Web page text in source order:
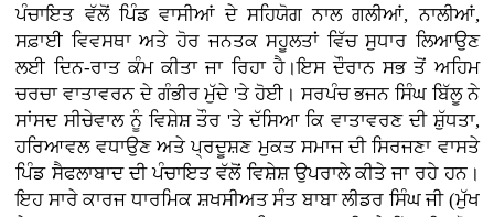
ਪੰਚਾਇਤ ਵੱਲੋਂ ਪਿੰਡ ਵਾਸੀਆਂ ਦੇ ਸਹਿਯੋਗ ਨਾਲ ਗਲੀਆਂ, ਨਾਲੀਆਂ,
ਸਫ਼ਾਈ ਵਿਵਸਥਾ ਅਤੇ ਹੋਰ ਜਨਤਕ ਸਹੂਲਤਾਂ ਵਿੱਚ ਸੁਧਾਰ ਲਿਆਉਣ
ਲਈ ਦਿਨ-ਰਾਤ ਕੰਮ ਕੀਤਾ ਜਾ ਰਿਹਾ ਹੈ।ਇਸ ਦੌਰਾਨ ਸਭ ਤੋਂ ਅਹਿਮ
ਚਰਚਾ ਵਾਤਾਵਰਨ ਦੇ ਗੰਭੀਰ ਮੁੱਦੇ 'ਤੇ ਹੋਈ। ਸਰਪੰਚ ਭਜਨ ਸਿੰਘ ਬਿੱਲੂ ਨੇ
ਸਾਂਸਦ ਸੀਚੇਵਾਲ ਨੂੰ ਵਿਸ਼ੇਸ਼ ਤੌਰ 'ਤੇ ਦੱਸਿਆ ਕਿ ਵਾਤਾਵਰਣ ਦੀ ਸ਼ੁੱਧਤਾ,
ਹਰਿਆਵਲ ਵਧਾਉਣ ਅਤੇ ਪ੍ਰਦੂਸ਼ਣ ਮੁਕਤ ਸਮਾਜ ਦੀ ਸਿਰਜਣਾ ਵਾਸਤੇ
ਪਿੰਡ ਸੈਫਲਾਬਾਦ ਦੀ ਪੰਚਾਇਤ ਵੱਲੋਂ ਵਿਸ਼ੇਸ਼ ਉਪਰਾਲੇ ਕੀਤੇ ਜਾ ਰਹੇ ਹਨ।
ਇਹ ਸਾਰੇ ਕਾਰਜ ਧਾਰਮਿਕ ਸ਼ਖਸੀਅਤ ਸੰਤ ਬਾਬਾ ਲੀਡਰ ਸਿੰਘ ਜੀ (ਮੁੱਖ